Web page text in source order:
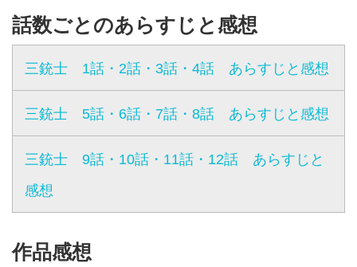
話数ごとのあらすじと感想
三銃士 1話・2話・3話・4話 あらすじと感想
三銃士 5話・6話・7話・8話 あらすじと感想
三銃士 9話・10話・11話・12話 あらすじと
感想
作品感想